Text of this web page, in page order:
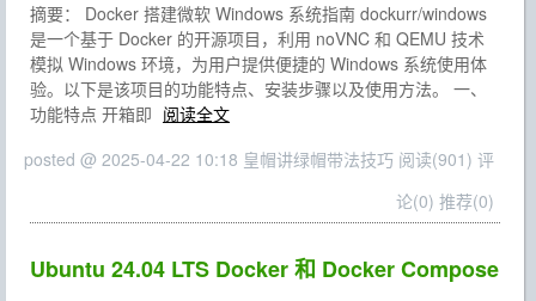
摘要： Docker 搭建微软 Windows 系统指南 dockurr/windows
是一个基于 Docker 的开源项目，利用 noVNC 和 QEMU 技术
模拟 Windows 环境，为用户提供便捷的 Windows 系统使用体
验。以下是该项目的功能特点、安装步骤以及使用方法。 一、
功能特点 开箱即 阅读全文
posted @ 2025-04-22 10:18 皇帽讲绿帽带法技巧 阅读(901) 评
论(0) 推荐(0)
Ubuntu 24.04 LTS Docker 和 Docker Compose